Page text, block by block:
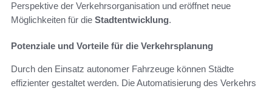
Perspektive der Verkehrsorganisation und eröffnet neue
Möglichkeiten für die Stadtentwicklung.
Potenziale und Vorteile für die Verkehrsplanung
Durch den Einsatz autonomer Fahrzeuge können Städte
effizienter gestaltet werden. Die Automatisierung des Verkehrs